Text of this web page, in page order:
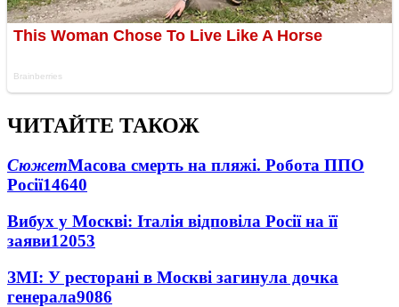
ЧИТАЙТЕ ТАКОЖ
СюжетМасова смерть на пляжі. Робота ППО
Росії14640
Вибух у Москві: Італія відповіла Росії на її
заяви12053
ЗМІ: У ресторані в Москві загинула дочка
генерала9086